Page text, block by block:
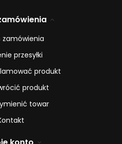
zamówienia
przesyłki
produkt
produkt
towar